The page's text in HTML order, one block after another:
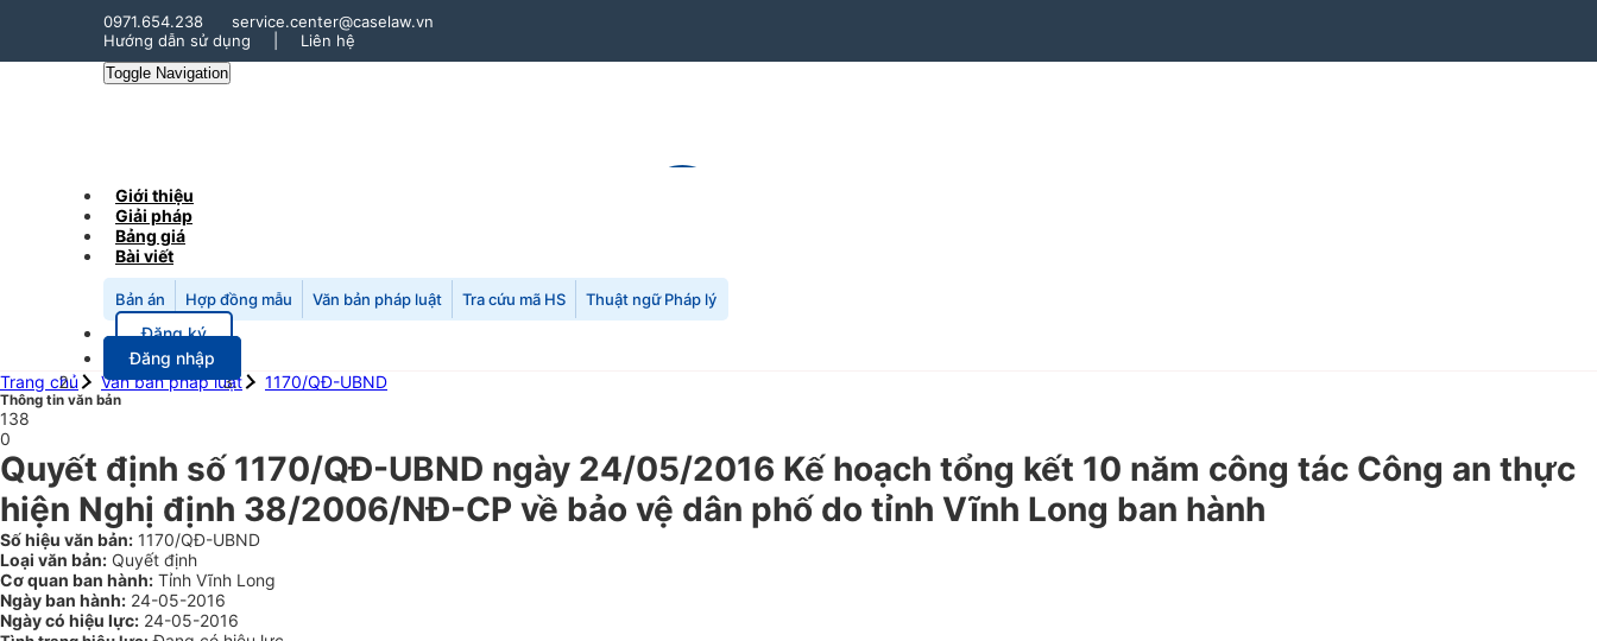
0971.654.238
service.center@caselaw.vn
Hướng dẫn sử dụng
Liên hệ
Toggle Navigation
Giới thiệu
Giải pháp
Bảng giá
Bài viết
Bản án Hợp đồng mẫu Văn bản pháp luật Tra cứu mã HS Thuật ngữ Pháp lý
Đăng ký
Đăng nhập
Trang chủ
Văn bản pháp luật 1170/QĐ-UBND
Thông tin văn bản
138
0
Quyết định số 1170/QĐ-UBND ngày 24/05/2016 Kế hoạch tổng kết 10 năm công tác Công an thực
hiện Nghị định 38/2006/NĐ-CP về bảo vệ dân phố do tỉnh Vĩnh Long ban hành
Số hiệu văn bản: 1170/QĐ-UBND
Loại văn bản: Quyết định
Cơ quan ban hành: Tỉnh Vĩnh Long
Ngày ban hành: 24-05-2016
Ngày có hiệu lực: 24-05-2016